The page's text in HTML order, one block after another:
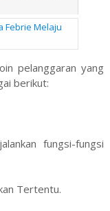
Febrie Melaju
pelanggaran yang
berikut:
fungsi-fungsi
Tertentu.